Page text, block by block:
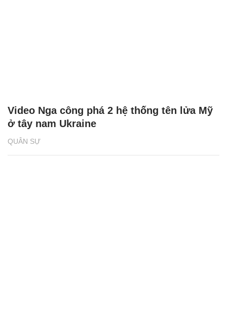
QUÂN SỰ
Video Nga công phá 2 hệ thống tên lửa Mỹ
ở tây nam Ukraine